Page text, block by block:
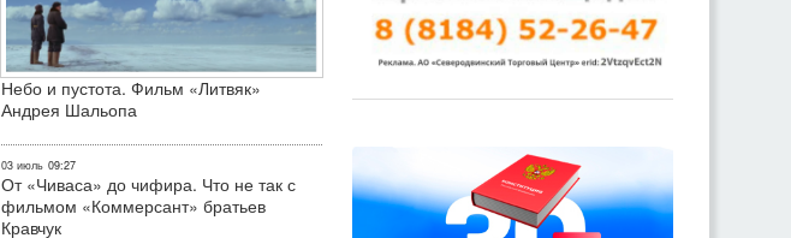
Небо и пустота. Фильм «Литвяк»
Андрея Шальопа
03 июль 09:27
От «Чиваса» до чифира. Что не так с
фильмом «Коммерсант» братьев
Кравчук